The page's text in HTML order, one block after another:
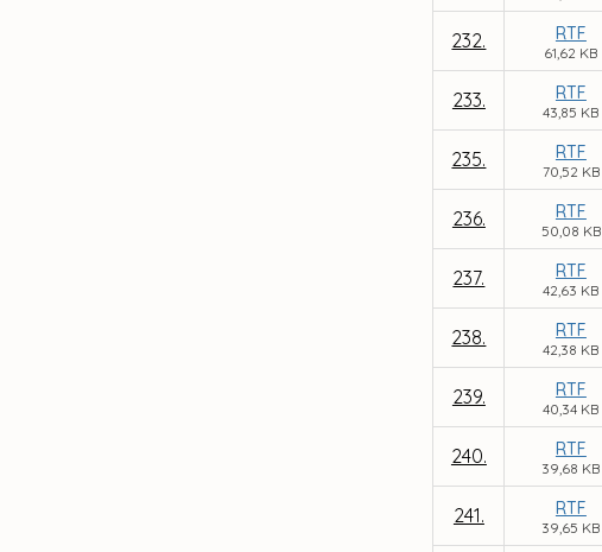
232. RTF
61,62 KB
233. RTF
43,85 KB
235. RTF
70,52 KB
236. RTF
50,08 KB
237. RTF
42,63 KB
238. RTF
42,38 KB
239. RTF
40,34 KB
240. RTF
39,68 KB
241. RTF
39,65 KB